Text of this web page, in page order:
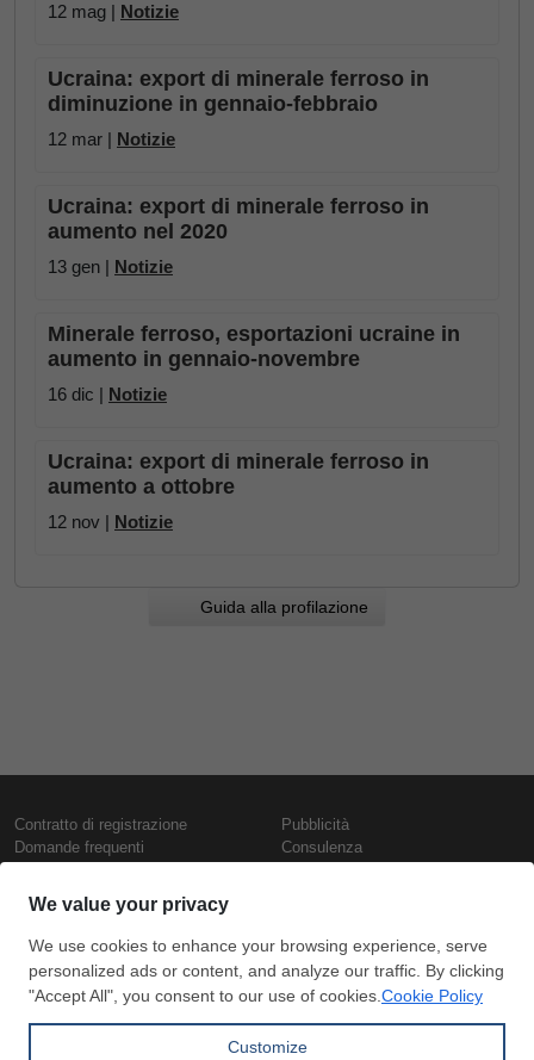
12 mag | Notizie
Ucraina: export di minerale ferroso in
diminuzione in gennaio-febbraio
12 mar | Notizie
Ucraina: export di minerale ferroso in
aumento nel 2020
13 gen | Notizie
Minerale ferroso, esportazioni ucraine in
aumento in gennaio-novembre
16 dic | Notizie
Ucraina: export di minerale ferroso in
aumento a ottobre
12 nov | Notizie
Guida alla profilazione
Contratto di registrazione
Domande frequenti
Presentazione
Contattaci
Termini di utilizzo
Politica di riservatezza
Pubblicità
Consulenza
Prezzi e indici
Marketplace Inc.